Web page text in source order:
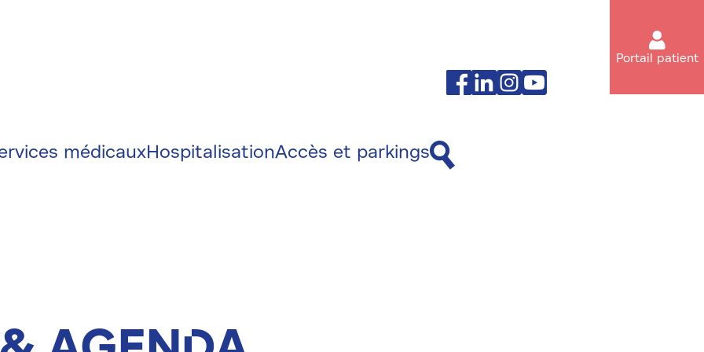
Facebook
LinkedinInstagram
Youtube
Portail patient
médicauxHospitalisationAccès et parkings